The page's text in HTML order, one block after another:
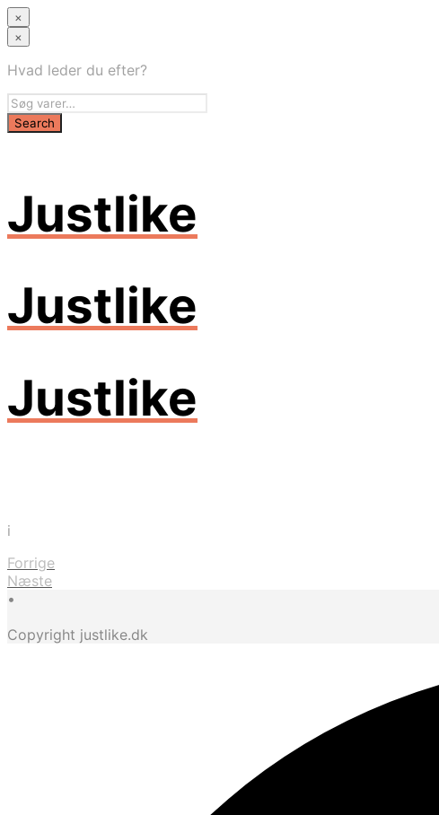
×
×
Hvad leder du efter?
Justlike
Justlike
Justlike
i
Forrige
Næste
•
Copyright justlike.dk